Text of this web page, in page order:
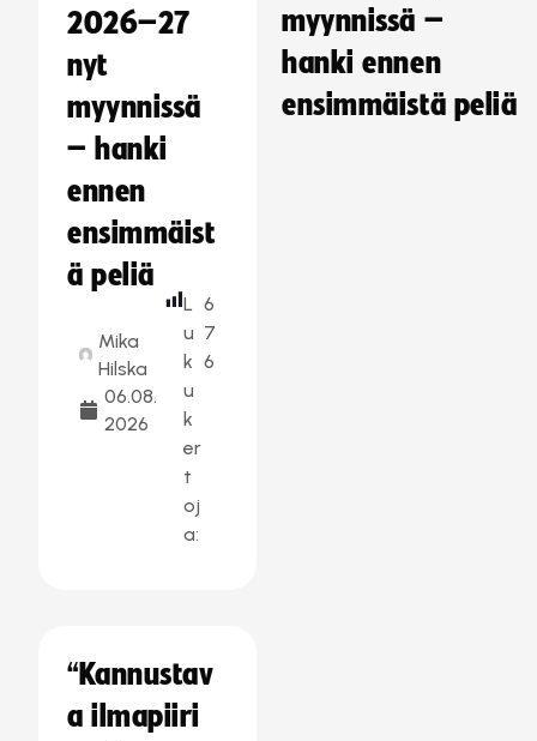
2026–27
nyt
myynnissä
– hanki
ennen
ensimmäist
ä peliä
Mika
Hilska
06.08.
2026
L
u
k
u
k
er
t
oj
a:
6
7
6
“Kannustav
a ilmapiiri
myynnissä –
hanki ennen
ensimmäistä peliä